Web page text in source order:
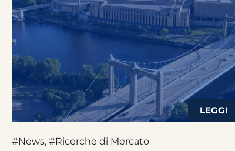
#News, #Ricerche di Mercato